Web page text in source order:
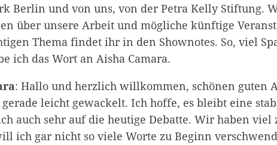
Berlin und von uns, von der Petra Kelly Stiftung.
über unsere Arbeit und mögliche künftige
Thema findet ihr in den Shownotes. So, viel
ich das Wort an Aisha Camara.
: Hallo und herzlich willkommen, schönen guten
leicht gewackelt. Ich hoffe, es bleibt eine
auch sehr auf die heutige Debatte. Wir haben viel
ich gar nicht so viele Worte zu Beginn